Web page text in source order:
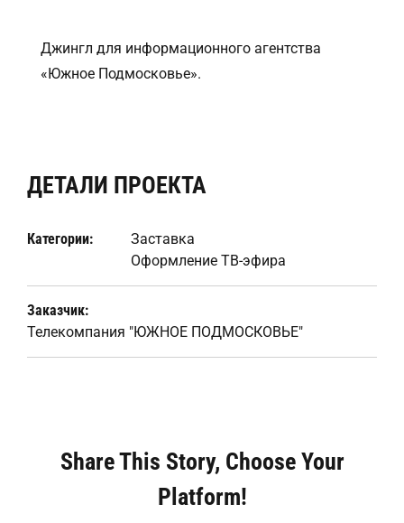
Джингл для информационного агентства
«Южное Подмосковье».
ДЕТАЛИ ПРОЕКТА
Категории:
Заставка
Оформление ТВ-эфира
Заказчик:
Телекомпания "ЮЖНОЕ ПОДМОСКОВЬЕ"
Share This Story, Choose Your
Platform!